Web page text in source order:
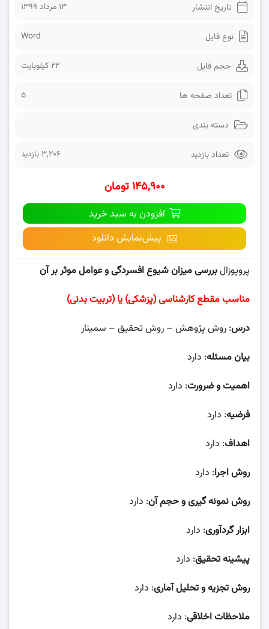
تاریخ انتشار ۱۳ مرداد ۱۳۹۹
نوع فایل Word
حجم فایل 22 کیلوبایت
تعداد صفحه ها 5
دسته بندی
تعداد بازدید 3,206 بازدید
۱۴۵,۹۰۰ تومان
افزودن به سبد خرید
پیش‌نمایش دانلود
پروپوزالبررسی میزان شیوع افسردگی و عوامل موثر بر آن
مناسب مقطع کارشناسی (پزشکی) یا (تربیت بدنی)
درس: روش پژوهش – روش تحقیق – سمینار
بیان مسئله: دارد
اهمیت و ضرورت: دارد
فرضیه: دارد
اهداف: دارد
روش اجرا: دارد
روش نمونه گیری و حجم آن: دارد
ابزار گردآوری: دارد
پیشینه تحقیق: دارد
روش تجزیه و تحلیل آماری: دارد
ملاحظات اخلاقی: دارد